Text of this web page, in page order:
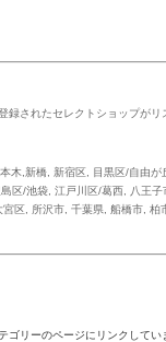
録されたセレクトショップがリ
木,新橋 新宿区 目黒区/自由が
島区/池袋 江戸川区/葛西 八王子
宮区 所沢市 千葉県 船橋市 柏
リーのページにリンクしてい